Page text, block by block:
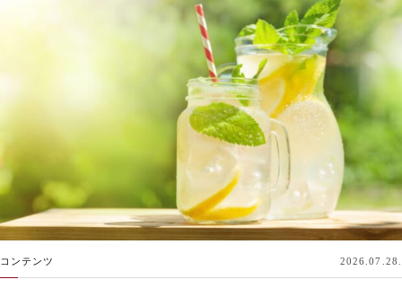
コンテンツ 2026.07.28.